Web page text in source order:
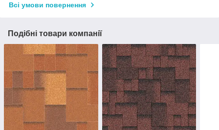
Всі умови повернення
Подібні товари компанії